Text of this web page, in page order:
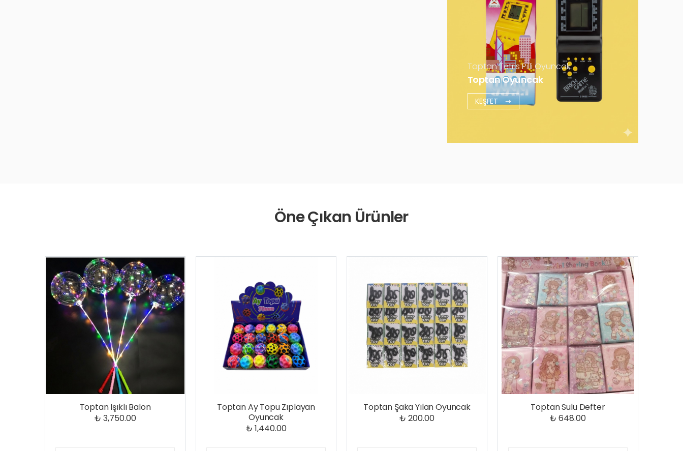
Toptan Tetris Pilli Oyuncak
Toptan Oyuncak
KEŞFET
Öne Çıkan Ürünler
Toptan Işıklı Balon
₺ 3,750.00
Toptan Ay Topu Zıplayan
Oyuncak
₺ 1,440.00
Toptan Şaka Yılan Oyuncak
₺ 200.00
Toptan Sulu Defter
₺ 648.00